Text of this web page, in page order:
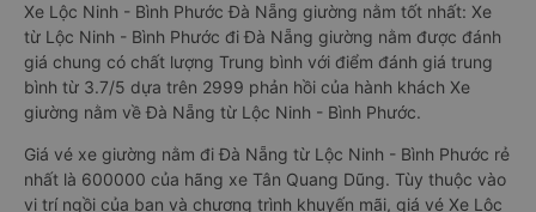
Xe Lộc Ninh - Bình Phước Đà Nẵng giường nằm tốt nhất: Xe
từ Lộc Ninh - Bình Phước đi Đà Nẵng giường nằm được đánh
giá chung có chất lượng Trung bình với điểm đánh giá trung
bình từ 3.7/5 dựa trên 2999 phản hồi của hành khách Xe
giường nằm về Đà Nẵng từ Lộc Ninh - Bình Phước.
Giá vé xe giường nằm đi Đà Nẵng từ Lộc Ninh - Bình Phước rẻ
nhất là 600000 của hãng xe Tân Quang Dũng. Tùy thuộc vào
vị trí ngồi của bạn và chương trình khuyến mãi, giá vé Xe Lộc